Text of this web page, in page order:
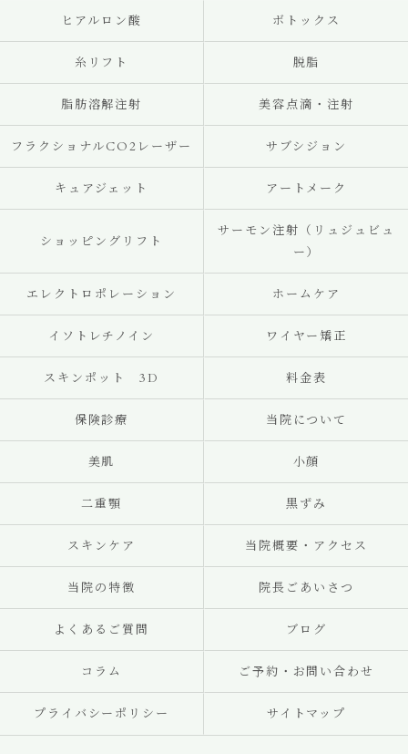
ヒアルロン酸 ボトックス
糸リフト 脱脂
脂肪溶解注射 美容点滴・注射
フラクショナルCO2レーザー サブシジョン
キュアジェット アートメーク
ショッピングリフト
サーモン注射（リュジュビュ
ー）
エレクトロポレーション ホームケア
イソトレチノイン ワイヤー矯正
スキンポット 3D 料金表
保険診療 当院について
美肌 小顔
二重顎 黒ずみ
スキンケア 当院概要・アクセス
当院の特徴 院長ごあいさつ
よくあるご質問 ブログ
コラム ご予約・お問い合わせ
プライバシーポリシー サイトマップ